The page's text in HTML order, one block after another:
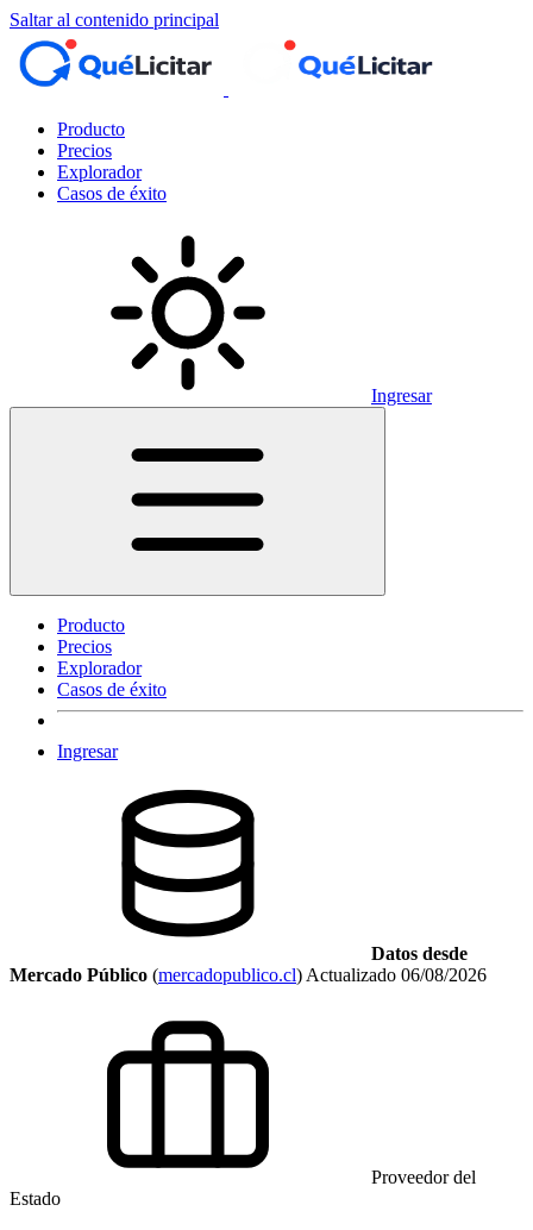
Saltar al contenido principal
Producto
Precios
Explorador
Casos de éxito
Ingresar
Producto
Precios
Explorador
Casos de éxito
Ingresar
Datos desde
Mercado Público (mercadopublico.cl) Actualizado 06/08/2026
Proveedor del
Estado